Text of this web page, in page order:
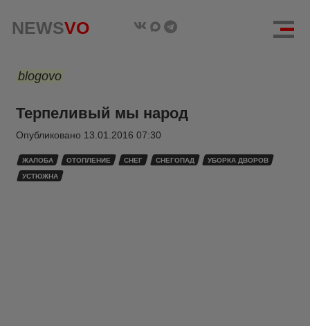
NEWSVO
blogovo
Терпеливый мы народ
Опубликовано 13.01.2016 07:30
ЖАЛОБА ОТОПЛЕНИЕ СНЕГ СНЕГОПАД УБОРКА ДВОРОВ
УСТЮЖНА